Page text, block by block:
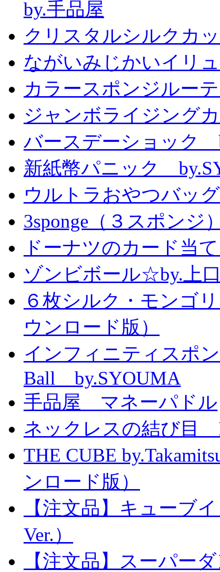
by.手品屋
クリスタルシルクカ
ながいみじかいイリ
カラースポンジルー
ジャンボライジング
バースデーショック
新紙幣パニック
ウルトラおやつバッ
3sponge（３スポン
ドーナツのカード当
ゾンビボール☆by.上
６枚シルク・モンゴ
ウンロード版）
インフィニティスポ
Ball by.SYOUMA
手品屋 マネーパドル
ネックレスの結び目
THE CUBE
ンロード版）
【注文品】キューブ
Ver.）
【注文品】スーパ